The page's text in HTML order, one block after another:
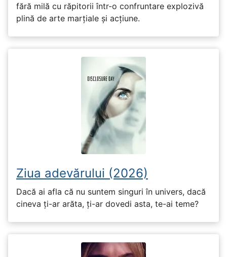
fără milă cu răpitorii într-o confruntare explozivă
plină de arte marțiale și acțiune.
Ziua adevărului (2026)
Dacă ai afla că nu suntem singuri în univers, dacă
cineva ți-ar arăta, ți-ar dovedi asta, te-ai teme?